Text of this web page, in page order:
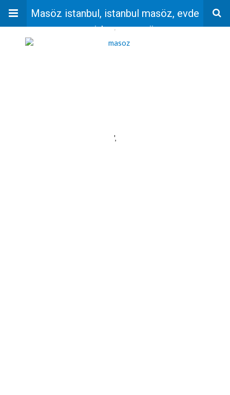
Masöz istanbul, istanbul masöz, evde
masaj, bayan masöz
'
',